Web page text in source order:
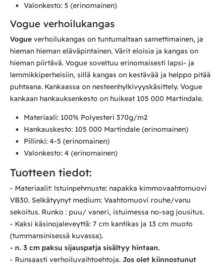
Valonkesto: 5 (erinomainen)
Vogue verhoilukangas
Vogue verhoilukangas on tuntumaltaan samettimainen, ja
hieman hieman eläväpintainen. Värit eloisia ja kangas on
hieman piirtävä. Vogue soveltuu erinomaisesti lapsi- ja
lemmikkiperheisiin, sillä kangas on kestävää ja helppo pitää
puhtaana. Kankaassa on nesteenhylkivyyskäsittely. Vogue
kankaan hankauksenkesto on huikeat 105 000 Martindale.
Materiaali: 100% Polyesteri 370g/m2
Hankauskesto: 105 000 Martindale (erinomainen)
Pillinki: 4-5 (erinomainen)
Valonkesto: 4 (erinomainen)
Tuotteen tiedot:
- Materiaalit: lstuinpehmuste: napakka kimmovaahtomuovi
VB30. Selkätyynyt medium: Vaahtomuovi rouhe/vanu
sekoitus. Runko : puu/ vaneri, istuimessa no-sag jousitus.
- Kaksi käsinojaleveyttä: 7 cm kantikas ja 13 cm muoto
(tummansinisessä kuvassa).
- n. 3 cm paksu sijauspatja sisältyy hintaan.
- Runsaasti verhoiluvaihtoehtoja. Jos olet kiinnostunut